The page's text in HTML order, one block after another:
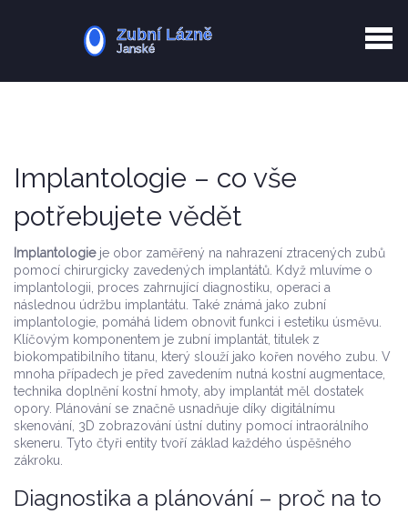
Zotavení po extrakci
Implantologie – co vše
potřebujete vědět
Implantologieje obor zaměřený na nahrazení ztracených zubů
pomocí chirurgicky zavedených implantátů. Když mluvíme o
implantologii proces zahrnující diagnostiku, operaci a
následnou údržbu implantátu . Také známá jako zubní
implantologie , pomáhá lidem obnovit funkci i estetiku úsměvu.
Klíčovým komponentem je zubní implantát titulek z
biokompatibilního titanu, který slouží jako kořen nového zubu . V
mnoha případech je před zavedením nutná kostní augmentace
technika doplnění kostní hmoty, aby implantát měl dostatek
opory . Plánování se značně usnadňuje díky digitálnímu
skenování 3D zobrazování ústní dutiny pomocí intraorálního
skeneru . Tyto čtyři entity tvoří základ každého úspěšného
zákroku.
Diagnostika a plánování – proč na to